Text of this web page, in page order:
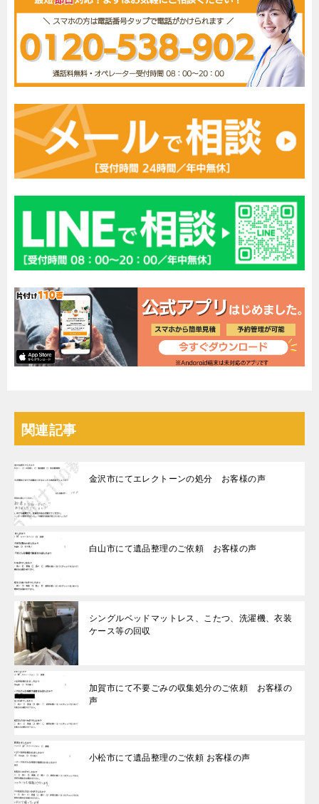
関連記事
金沢市にてエレクトーンの処分 お客様の声
白山市にて遺品整理のご依頼 お客様の声
シングルベッドマットレス、こたつ、洗濯機、衣装
ケース等の回収
加賀市にて不要ごみの収集処分のご依頼 お客様の
声
小松市にて遺品整理のご依頼 お客様の声